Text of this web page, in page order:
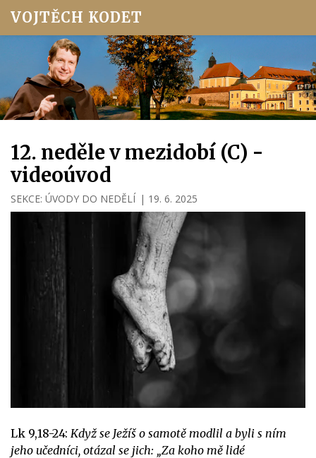
VOJTĚCH KODET
12. neděle v mezidobí (C) -
videoúvod
SEKCE: ÚVODY DO NEDĚLÍ | 19. 6. 2025
Lk 9,18-24: Když se Ježíš o samotě modlil a byli s ním
jeho učedníci, otázal se jich: „Za koho mě lidé